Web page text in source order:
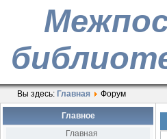
Вы здесь: Главная Форум
Главное
Главная